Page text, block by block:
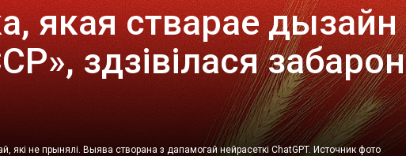
якая стварае
здзівілася
які не прынялі. Выява створана з дапамогай нейрасеткі ChatGPT. Источник фото